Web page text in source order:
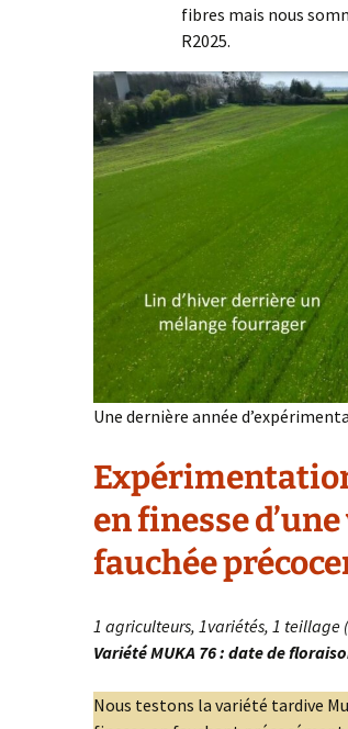
fibres mais nous
R2025.
Une dernière année
en finesse
fauchée
1 agriculteurs, 1variétés, 1 teillage
Variété MUKA 76 : date de
Nous testons la variété tardive